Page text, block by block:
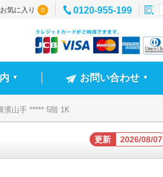
お気に入り 0 0120-955-199
▼ お問い合わせ ▼
濱山手 ***** 5階 1K
更新 2026/08/07